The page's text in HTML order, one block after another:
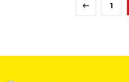
1